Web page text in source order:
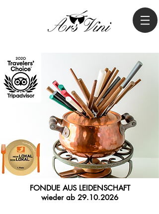
FONDUE AUS LEIDENSCHAFT
wieder ab 29.10.2026